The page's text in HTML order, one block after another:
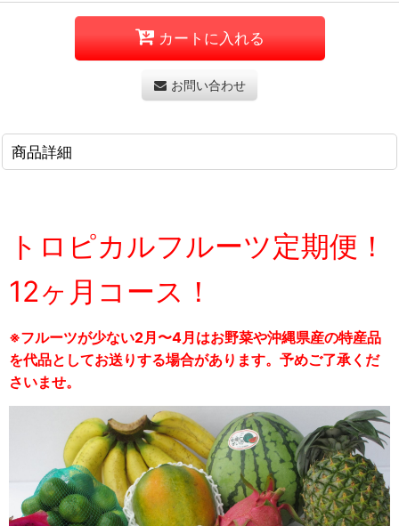
カートに入れる
お問い合わせ
商品詳細
トロピカルフルーツ定期便！
12ヶ月コース！
※フルーツが少ない2月〜4月はお野菜や沖縄県産の特産品
を代品としてお送りする場合があります。予めご了承くだ
さいませ。